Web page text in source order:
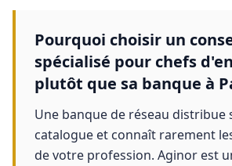
Pourquoi choisir un
spécialisé pour chefs
plutôt que sa banque à
Une banque de réseau distribue
catalogue et connaît rarement
de votre profession. Aginor est